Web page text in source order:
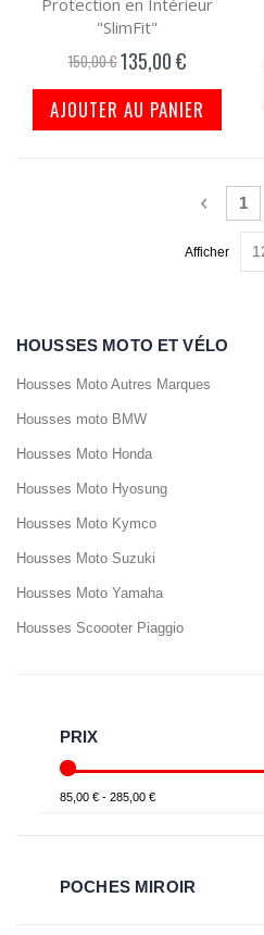
"SlimFit"
150,00 € Prix
spécial
135,00 €
AJOUTER AU PANIER
Page1
Afficher
HOUSSES MOTO ET VÉLO
Housses Moto Autres Marques
Housses moto BMW
Housses Moto Honda
Housses Moto Hyosung
Housses Moto Kymco
Housses Moto Suzuki
Housses Moto Yamaha
Housses Scoooter Piaggio
PRIX
85,00 € - 285,00 €
POCHES MIROIR